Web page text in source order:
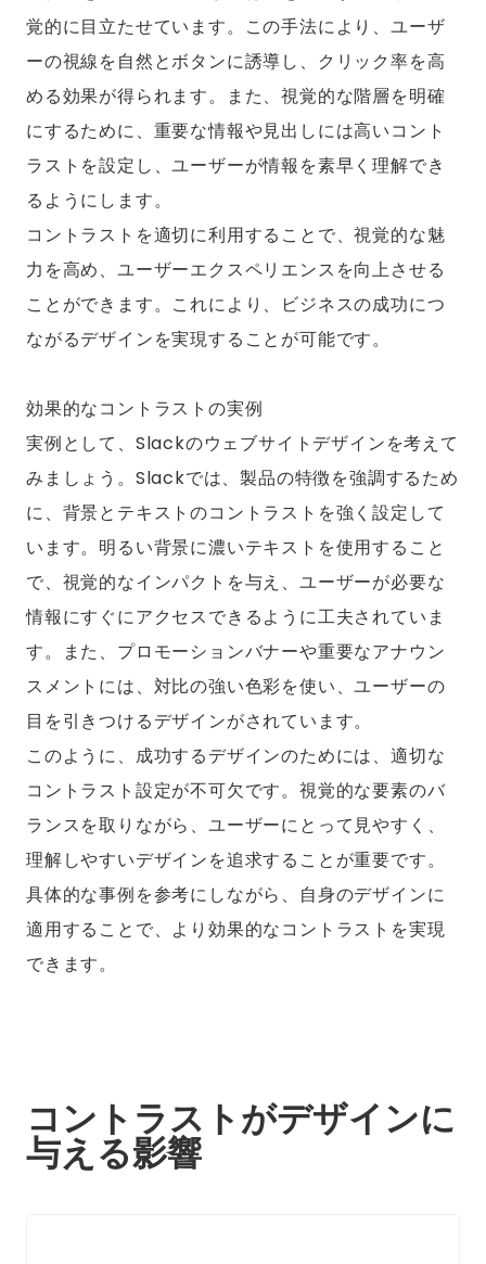
覚的に目立たせています。この手法により、ユーザ
ーの視線を自然とボタンに誘導し、クリック率を高
める効果が得られます。また、視覚的な階層を明確
にするために、重要な情報や見出しには高いコント
ラストを設定し、ユーザーが情報を素早く理解でき
るようにします。
コントラストを適切に利用することで、視覚的な魅
力を高め、ユーザーエクスペリエンスを向上させる
ことができます。これにより、ビジネスの成功につ
ながるデザインを実現することが可能です。
効果的なコントラストの実例
実例として、Slackのウェブサイトデザインを考えて
みましょう。Slackでは、製品の特徴を強調するため
に、背景とテキストのコントラストを強く設定して
います。明るい背景に濃いテキストを使用すること
で、視覚的なインパクトを与え、ユーザーが必要な
情報にすぐにアクセスできるように工夫されていま
す。また、プロモーションバナーや重要なアナウン
スメントには、対比の強い色彩を使い、ユーザーの
目を引きつけるデザインがされています。
このように、成功するデザインのためには、適切な
コントラスト設定が不可欠です。視覚的な要素のバ
ランスを取りながら、ユーザーにとって見やすく、
理解しやすいデザインを追求することが重要です。
具体的な事例を参考にしながら、自身のデザインに
適用することで、より効果的なコントラストを実現
できます。
コントラストがデザインに
与える影響